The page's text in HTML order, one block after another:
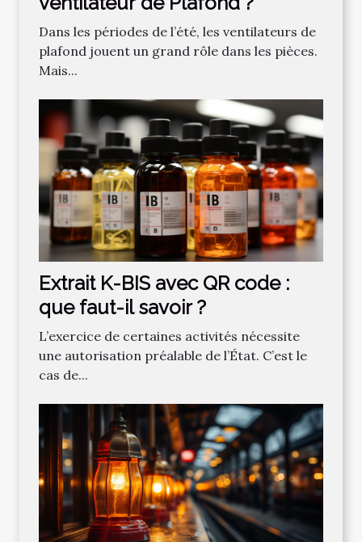
Dans les périodes de l’été, les ventilateurs de
plafond jouent un grand rôle dans les pièces.
Mais...
Extrait K-BIS avec QR code :
que faut-il savoir ?
L’exercice de certaines activités nécessite
une autorisation préalable de l’État. C’est le
cas de...